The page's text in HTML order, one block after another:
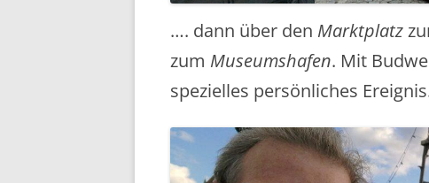
…. dann über den Marktplatz
zum Museumshafen. Mit
spezielles persönliches